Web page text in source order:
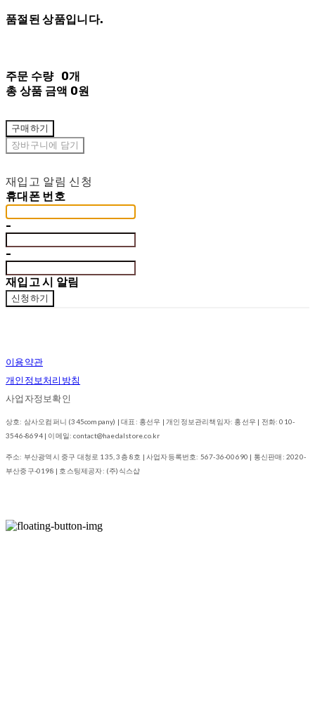
품절된 상품입니다.
주문 수량 0개
총 상품 금액 0원
구매하기
장바구니에 담기
재입고 알림 신청
휴대폰 번호
-
-
재입고 시 알림
신청하기
이용약관
개인정보처리방침
사업자정보확인
상호: 삼사오컴퍼니 (345company) | 대표: 홍선우 | 개인정보관리책임자: 홍선우 | 전화: 010-
3546-8694 | 이메일: contact@haedalstore.co.kr
주소: 부산광역시 중구 대청로 135, 3층 8호 | 사업자등록번호: 567-36-00690 | 통신판매:2020-
부산중구-0198 | 호스팅제공자: (주)식스샵